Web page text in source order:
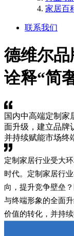
家居百
联系我们
德维尔
诠释“简
国内中高端定制家
面升级，建立品牌
并持续赋能市场终
定制家居行业受大
时代。定制家居行
向，提升竞争壁垒
与终端形象的全面
价值的转化，并持续